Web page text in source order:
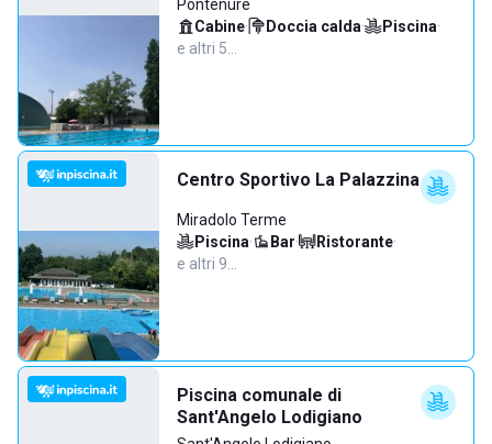
Pontenure
Cabine· Doccia calda· Piscina·
e altri 5…
Centro Sportivo La Palazzina
Miradolo Terme
Piscina· Bar· Ristorante·
e altri 9…
Piscina comunale di
Sant'Angelo Lodigiano